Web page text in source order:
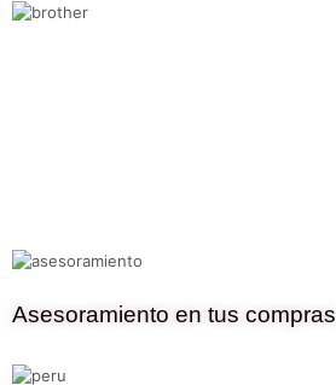
Asesoramiento en tus compras